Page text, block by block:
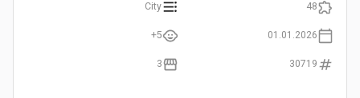
48
City
01.01.2026
5+
30719
3